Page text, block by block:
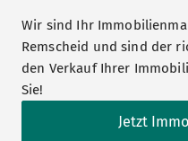
Wir sind Ihr
Remscheid und sind der
den Verkauf Ihrer
Sie!
Jetzt